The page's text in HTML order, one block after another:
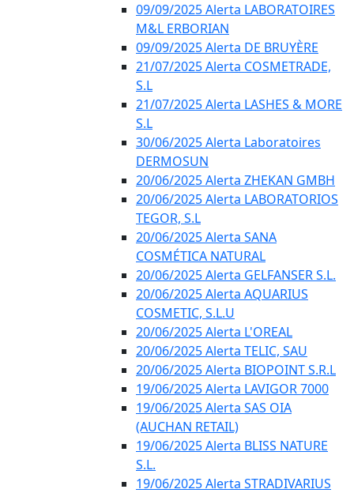
09/09/2025 Alerta LABORATOIRES
M&L ERBORIAN
09/09/2025 Alerta DE BRUYÈRE
21/07/2025 Alerta COSMETRADE,
S.L
21/07/2025 Alerta LASHES & MORE
S.L
30/06/2025 Alerta Laboratoires
DERMOSUN
20/06/2025 Alerta ZHEKAN GMBH
20/06/2025 Alerta LABORATORIOS
TEGOR, S.L
20/06/2025 Alerta SANA
COSMÉTICA NATURAL
20/06/2025 Alerta GELFANSER S.L.
20/06/2025 Alerta AQUARIUS
COSMETIC, S.L.U
20/06/2025 Alerta L'OREAL
20/06/2025 Alerta TELIC, SAU
20/06/2025 Alerta BIOPOINT S.R.L
19/06/2025 Alerta LAVIGOR 7000
19/06/2025 Alerta SAS OIA
(AUCHAN RETAIL)
19/06/2025 Alerta BLISS NATURE
S.L.
19/06/2025 Alerta STRADIVARIUS